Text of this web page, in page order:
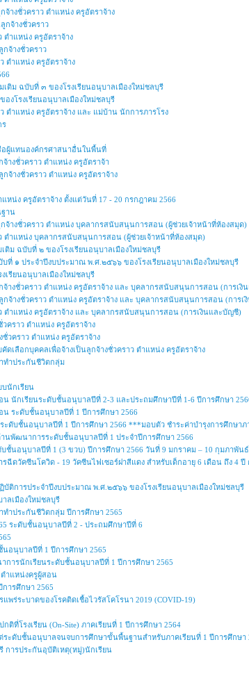
จ้างชั่วคราว ตำแหน่ง ครูอัตราจ้าง
กจ้างชั่วคราว
ตำแหน่ง ครูอัตราจ้าง
กจ้างชั่วคราว
ตำแหน่ง ครูอัตราจ้าง
ติม ฉบับที่ ๓ ของโรงเรียนอนุบาลเมืองใหม่ชลบุรี
งโรงเรียนอนุบาลเมืองใหม่ชลบุรี
ตำแหน่ง ครูอัตราจ้าง และ แม่บ้าน นักการภารโรง
ร
อผู้แทนองค์กรศาสนาอื่นในพื้นที่
างชั่วคราว ตำแหน่ง ครูอัตราจ้า
จ้างชั่วคราว ตำแหน่ง ครูอัตราจ้าง
หน่ง ครูอัตราจ้าง ตั้งแต่วันที่ 17 - 20 กรกฎาคม 2566
ฐาน
จ้างชั่วคราว ตำแหน่ง บุคลากรสนับสนุนการสอน (ผู้ช่วยเจ้าหน้าที่ห้องสมุด)
ตำแหน่ง บุคลากรสนับสนุนการสอน (ผู้ช่วยเจ้าหน้าที่ห้องสมุด)
ม ฉบับที่ ๒ ของโรงเรียนอนุบาลเมืองใหม่ชลบุรี
ที่ ๑ ประจำปีงบประมาณ พ.ศ.๒๕๖๖ ของโรงเรียนอนุบาลเมืองใหม่ชลบุรี
เรียนอนุบาลเมืองใหม่ชลบุรี
จ้างชั่วคราว ตําแหน่ง ครูอัตราจ้าง และ บุคลากรสนับสนุนการสอน (การเงิ
กจ้างชั่วคราว ตำแหน่ง ครูอัตราจ้าง และ บุคลากรสนับสนุนการสอน (การเ
ตำแหน่ง ครูอัตราจ้าง และ บุคลากรสนับสนุนการสอน (การเงินและบัญชี)
คราว ตำแหน่ง ครูอัตราจ้าง
วคราว ตำแหน่ง ครูอัตราจ้าง
ดเลือกบุคคลเพื่อจ้างเป็นลูกจ้างชั่วคราว ตำแหน่ง ครูอัตราจ้าง
ทำประกันชีวิตกลุ่ม
บนักเรียน
น นักเรียนระดับชั้นอนุบาลปีที่ 2-3 และประถมศึกษาปีที่ 1-6 ปีการศึกษา
น ระดับชั้นอนุบาลปีที่ 1 ปีการศึกษา 2566
ดับชั้นอนุบาลปีที่ 1 ปีการศึกษา 2566 ***มอบตัว ชำระค่าบำรุงการศึกษา
นพัฒนาการระดับชั้นอนุบาลปีที่ 1 ประจำปีการศึกษา 2566
ชั้นอนุบาลปีที่ 1 (3 ขวบ) ปีการศึกษา 2566 วันที่ 9 มกราคม – 10 กุมภาพัน
ฉีดวัคซีนโควิด - 19 วัคซีนไฟเซอร์ฝาสีแดง สำหรับเด็กอายุ 6 เดือน ถึง 4
บัติการประจำปีงบประมาณ พ.ศ.๒๕๖๖ ของโรงเรียนอนุบาลเมืองใหม่ชลบุรี
ลเมืองใหม่ชลบุรี
ทำประกันชีวิตกลุ่ม ปีการศึกษา 2565
ระดับชั้นอนุบาลปีที่ 2 - ประถมศึกษาปีที่ 6
อนุบาลปีที่ 1 ปีการศึกษา 2565
การนักเรียนระดับชั้นอนุบาลปีที่ 1 ปีการศึกษา 2565
ตำแหน่งครูผู้สอน
ารศึกษา 2565
ร่ระบาดของโรคติดเชื้อไวรัสโคโรนา 2019 (COVID-19)
ที่โรงเรียน (On-Site) ภาคเรียนที่ 1 ปีการศึกษา 2564
ระดับชั้นอนุบาลจนจบการศึกษาขั้นพื้นฐานสำหรับภาคเรียนที่ 1 ปีการศึกษา
การประกันอุบัติเหตุ(หมู่)นักเรียน